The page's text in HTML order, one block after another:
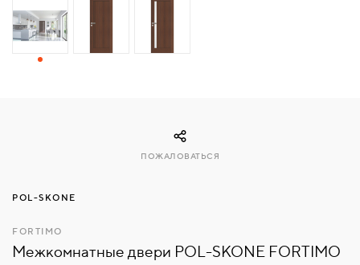
СВЯЗАТЬСЯ
POL-SKONE
FORTIMO
Межкомнатные двери POL-SKONE FORTIMO
ПОЖАЛОВАТЬСЯ